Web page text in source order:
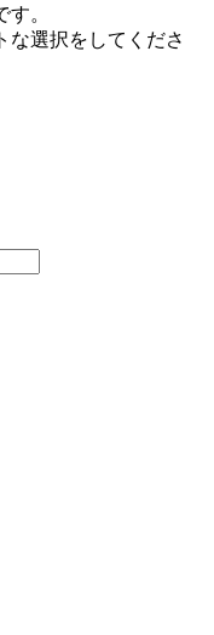
。
な選択をしてくださ